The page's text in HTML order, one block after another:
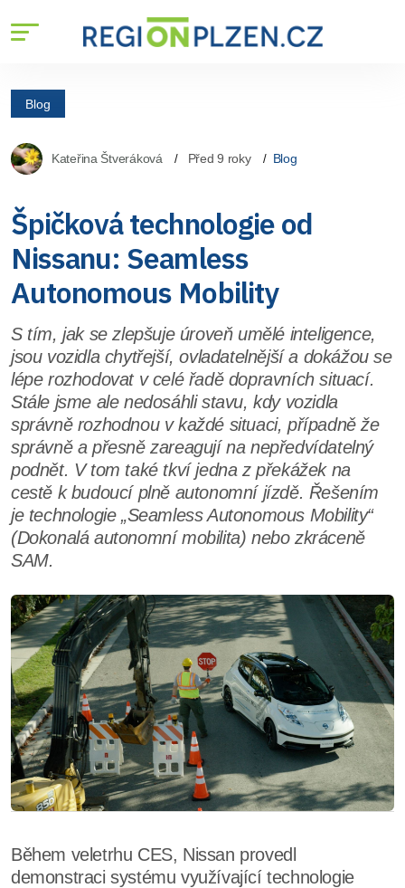
Blog
Kateřina Štveráková Před 9 roky Blog
Špičková technologie od
Nissanu: Seamless
Autonomous Mobility
S tím, jak se zlepšuje úroveň umělé inteligence,
jsou vozidla chytřejší, ovladatelnější a dokážou se
lépe rozhodovat v celé řadě dopravních situací.
Stále jsme ale nedosáhli stavu, kdy vozidla
správně rozhodnou v každé situaci, případně že
správně a přesně zareagují na nepředvídatelný
podnět. V tom také tkví jedna z překážek na
cestě k budoucí plně autonomní jízdě. Řešením
je technologie „Seamless Autonomous Mobility“
(Dokonalá autonomní mobilita) nebo zkráceně
SAM.
Během veletrhu CES, Nissan provedl
demonstraci systému využívající technologie